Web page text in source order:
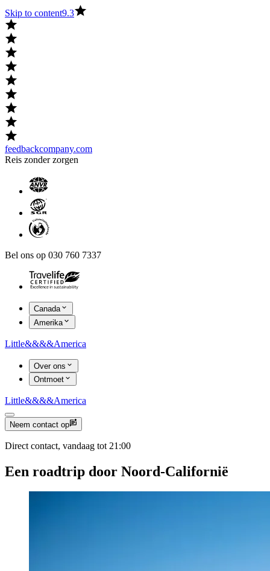
Skip to content9.3
feedbackcompany.com
Reis zonder zorgen
Bel ons op 030 760 7337
Canada
Amerika
Little&&&&America
Over ons
Ontmoet
Little&&&&America
Neem contact op
Direct contact, vandaag tot 21:00
Een roadtrip door Noord-Californië